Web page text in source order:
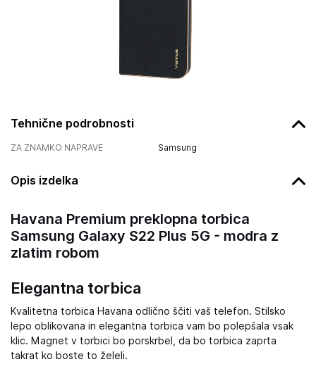
Tehnične podrobnosti
ZA ZNAMKO NAPRAVE Samsung
Opis izdelka
Havana Premium preklopna torbica
Samsung Galaxy S22 Plus 5G - modra z
zlatim robom
Elegantna torbica
Kvalitetna torbica Havana odlično ščiti vaš telefon. Stilsko
lepo oblikovana in elegantna torbica vam bo polepšala vsak
klic. Magnet v torbici bo porskrbel, da bo torbica zaprta
takrat ko boste to želeli.